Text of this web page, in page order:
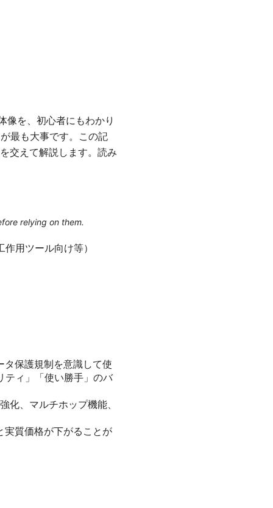
像を、初心者にもわかり
最も大事です。この記
交えて解説します。読み
relying on them.
用ツール向け等）
タ保護規制を意識して使
ティ」「使い勝手」のバ
、マルチホップ機能、
実質価格が下がることが